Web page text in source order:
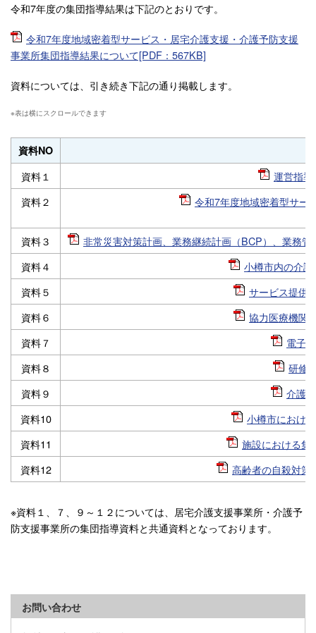
令和7年度の集団指導結果は下記のとおりです。
令和7年度地域密着型サービス・居宅介護支援・介護予防支援
事業所集団指導結果について[PDF：567KB]
資料については、引き続き下記の通り掲載します。
資料NO
資料１
運営指
資料２
令和7年度地域密着型サー
資料３
非常災害対策計画、業務継続計画（BCP）、業務
資料４
小樽市内の介
資料５
サービス提供
資料６
協力医療機関
資料７
電子
資料８
研修
資料９
介護
資料10
小樽市におけ
資料11
施設における集
資料12
高齢者の自殺対策
※資料１、７、９～１２については、居宅介護支援事業所・介護予
防支援事業所の集団指導資料と共通資料となっております。
お問い合わせ